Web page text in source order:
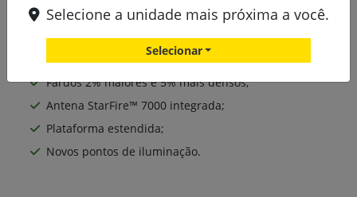
Fardos 2% maiores e 5% mais densos;
Antena StarFire™ 7000 integrada;
Plataforma estendida;
Novos pontos de iluminação.
Selecione a unidade mais próxima a você.
Selecionar